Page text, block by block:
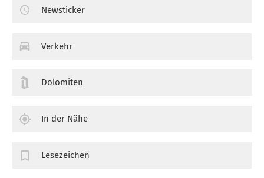
Newsticker
Verkehr
Dolomiten
In der Nähe
Lesezeichen